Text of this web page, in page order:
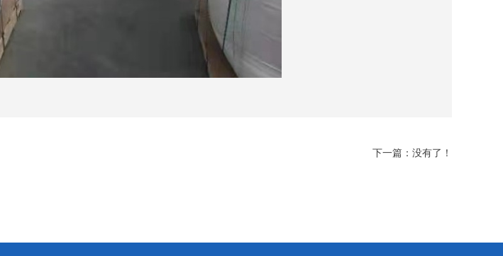
下一篇：没有了！